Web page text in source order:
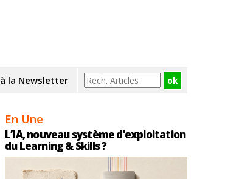
à la Newsletter
En Une
L’IA, nouveau système d’exploitation
du Learning & Skills ?